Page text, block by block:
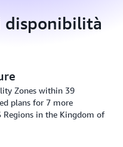
disponibilità
Zones within 39
plans for 7 more
Regions in the Kingdom of